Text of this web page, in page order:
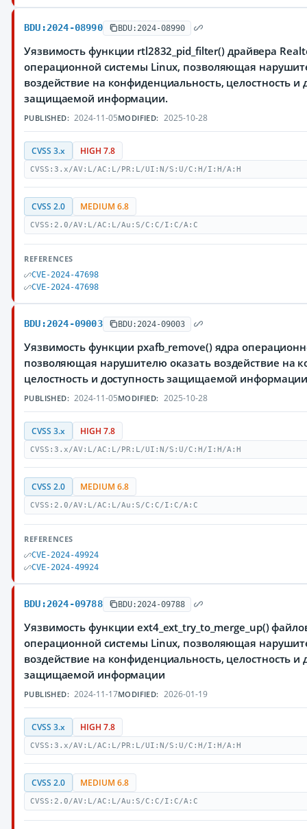
BDU:2024-08990 BDU:2024-08990
Уязвимость функции rtl2832_pid_filter() драйвера
операционной системы Linux, позволяющая
воздействие на конфиденциальность, целостность и
защищаемой информации.
PUBLISHED: 2024-11-05MODIFIED: 2025-10-28
CVSS 3.x HIGH 7.8
CVSS:3.x/AV:L/AC:L/PR:L/UI:N/S:U/C:H/I:H/A:H
CVSS 2.0 MEDIUM 6.8
CVSS:2.0/AV:L/AC:L/Au:S/C:C/I:C/A:C
REFERENCES
CVE-2024-47698
CVE-2024-47698
BDU:2024-09003 BDU:2024-09003
Уязвимость функции pxafb_remove() ядра
позволяющая нарушителю оказать воздействие на
целостность и доступность защищаемой
PUBLISHED: 2024-11-05MODIFIED: 2025-10-28
CVSS 3.x HIGH 7.8
CVSS:3.x/AV:L/AC:L/PR:L/UI:N/S:U/C:H/I:H/A:H
CVSS 2.0 MEDIUM 6.8
CVSS:2.0/AV:L/AC:L/Au:S/C:C/I:C/A:C
REFERENCES
CVE-2024-49924
CVE-2024-49924
BDU:2024-09788 BDU:2024-09788
Уязвимость функции ext4_ext_try_to_merge_up()
операционной системы Linux, позволяющая
воздействие на конфиденциальность, целостность и
защищаемой информации
PUBLISHED: 2024-11-17MODIFIED: 2026-01-19
CVSS 3.x HIGH 7.8
CVSS:3.x/AV:L/AC:L/PR:L/UI:N/S:U/C:H/I:H/A:H
CVSS 2.0 MEDIUM 6.8
CVSS:2.0/AV:L/AC:L/Au:S/C:C/I:C/A:C